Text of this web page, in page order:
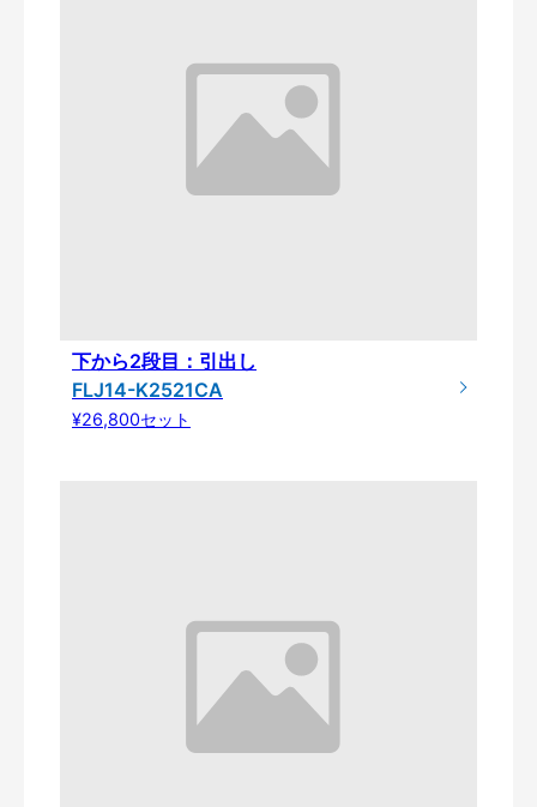
下から2段目：引出し
FLJ14-K2521CA
¥26,800セット